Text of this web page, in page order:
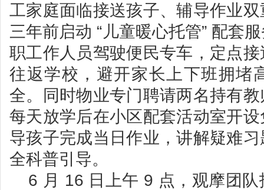
工家庭面临接送孩子、辅导作业
三年前启动 “儿童暖心托管” 配套
职工作人员驾驶便民专车，定点
往返学校，避开家长上下班拥堵
全。同时物业专门聘请两名持有
每天放学后在小区配套活动室开
导孩子完成当日作业，讲解疑难
全科普引导。
6 月 16 日上午 9 点，观摩团